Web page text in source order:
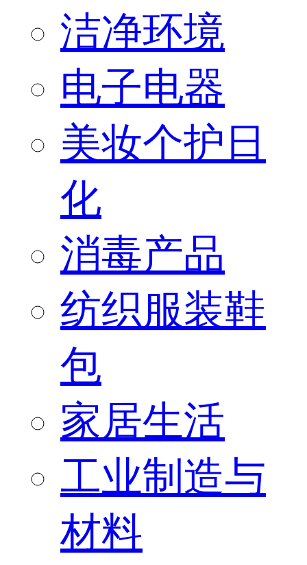
洁净环境
电子电器
美妆个护日
化
消毒产品
纺织服装鞋
包
家居生活
工业制造与
材料